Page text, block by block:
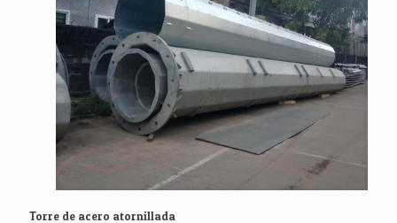
Torre de acero atornillada